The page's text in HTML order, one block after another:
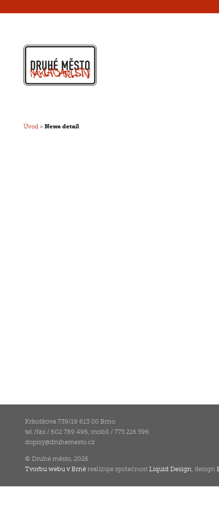
Úvod > News detail
Krkoškova 739/19 613 00 Brno
tel./fax / 602 789 496, mobil / 775 216 596
dopisy@druhemesto.cz
© Druhé město, 2026
Tvorbu webu v Brně realizuje společnostLiquid Design , design